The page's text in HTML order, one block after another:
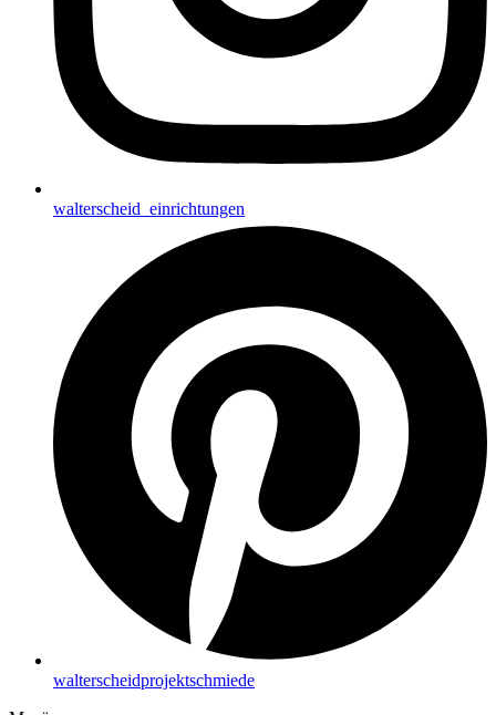
walterscheid_einrichtungen
walterscheidprojektschmiede